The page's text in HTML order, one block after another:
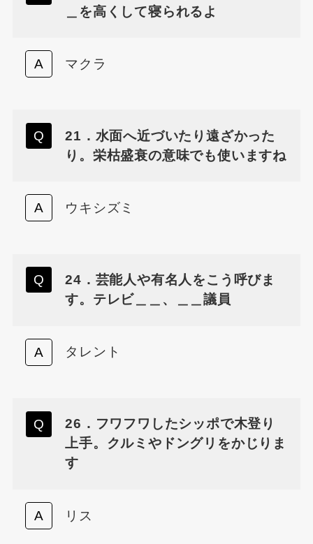
＿を高くして寝られるよ
マクラ
21．水面へ近づいたり遠ざかった
り。栄枯盛衰の意味でも使いますね
ウキシズミ
24．芸能人や有名人をこう呼びま
す。テレビ＿＿、＿＿議員
タレント
26．フワフワしたシッポで木登り
上手。クルミやドングリをかじりま
す
リス